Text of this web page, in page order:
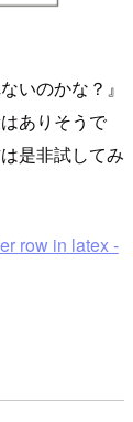
いのかな？』
ありそうで
是非試してみ
row in latex -